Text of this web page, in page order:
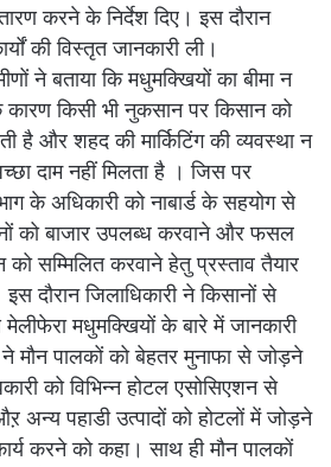
करने के निर्देश दिए। इस दौरान
की विस्तृत जानकारी ली।
ने बताया कि मधुमक्खियों का बीमा न
किसी भी नुकसान पर किसान को
है और शहद की मार्किटिंग की व्यवस्था न
दाम नहीं मिलता है । जिस पर
के अधिकारी को नाबार्ड के सहयोग से
को बाजार उपलब्ध करवाने और फसल
को सम्मिलित करवाने हेतु प्रस्ताव तैयार
दौरान जिलाधिकारी ने किसानों से
मेलीफेरा मधुमक्खियों के बारे में जानकारी
ने मौन पालकों को बेहतर मुनाफा से जोड़ने
को विभिन्न होटल एसोसिएशन से
अन्य पहाडी उत्पादों को होटलों में जोड़ने
करने को कहा। साथ ही मौन पालकों